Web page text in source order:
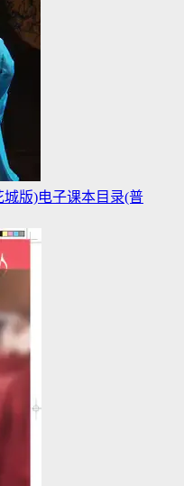
版)电子课本目录(普